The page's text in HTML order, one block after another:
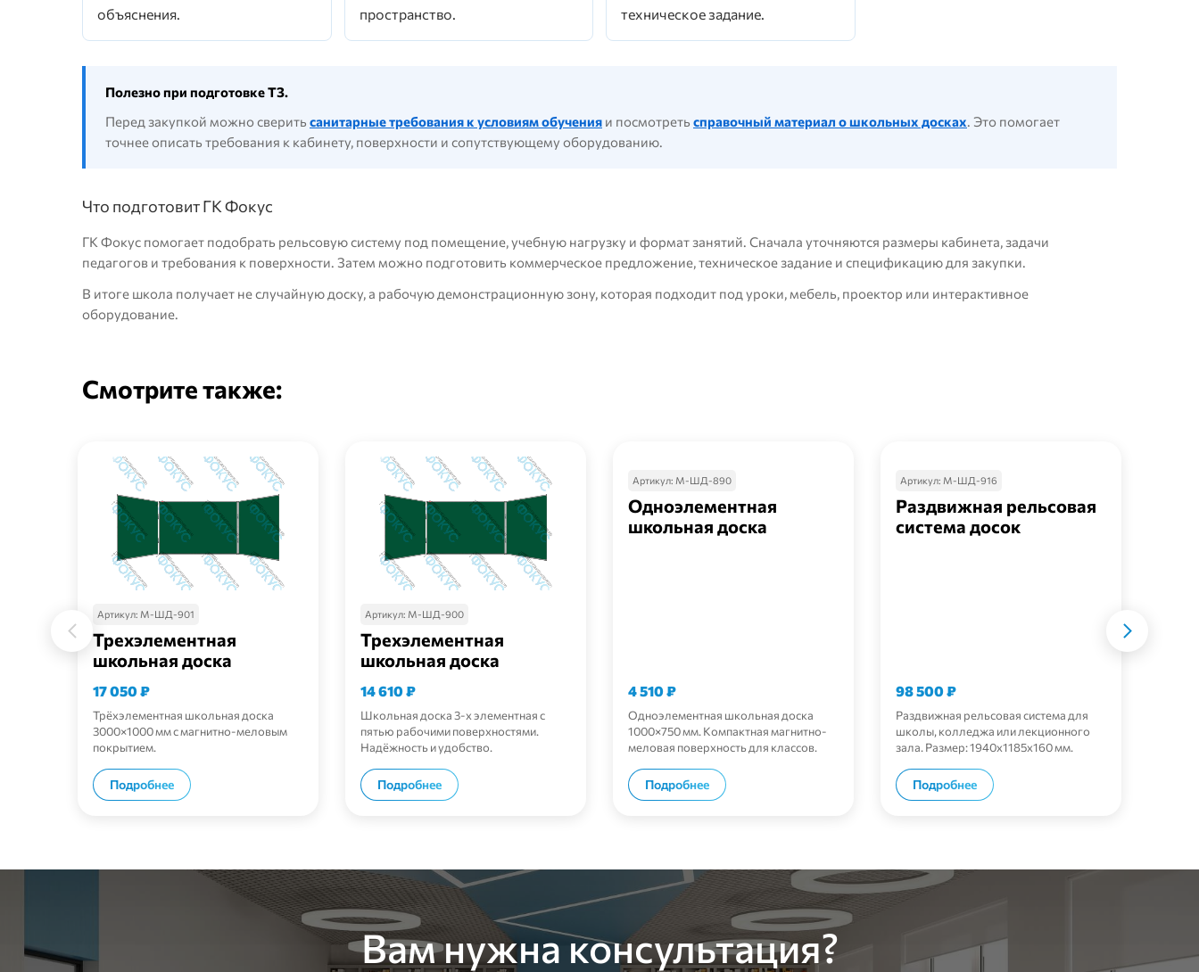
объяснения.
пространство.
техническое задание.
Полезно при подготовке ТЗ.
Перед закупкой можно сверить санитарные требования к условиям обучения и посмотреть справочный материал о школьных досках. Это помогает
точнее описать требования к кабинету, поверхности и сопутствующему оборудованию.
Что подготовит ГК Фокус
ГК Фокус помогает подобрать рельсовую систему под помещение, учебную нагрузку и формат занятий. Сначала уточняются размеры кабинета, задачи
педагогов и требования к поверхности. Затем можно подготовить коммерческое предложение, техническое задание и спецификацию для закупки.
В итоге школа получает не случайную доску, а рабочую демонстрационную зону, которая подходит под уроки, мебель, проектор или интерактивное
оборудование.
Смотрите также:
Артикул: М-ШД-901
Трехэлементная
школьная доска
17 050₽
Трёхэлементная школьная доска
3000×1000 мм с магнитно-меловым
покрытием.
Подробнее
Артикул: М-ШД-900
Трехэлементная
школьная доска
14 610₽
Школьная доска 3-х элементная с
пятью рабочими поверхностями.
Надёжность и удобство.
Подробнее
Артикул: М-ШД-890
Одноэлементная
школьная доска
4 510₽
Одноэлементная школьная доска
1000×750 мм. Компактная магнитно-
меловая поверхность для классов.
Подробнее
Артикул: М-ШД-916
Раздвижная рельсовая
система досок
98 500₽
Раздвижная рельсовая система для
школы, колледжа или лекционного
зала. Размер: 1940х1185х160 мм.
для оформления рабочей зоны у
доски и комплексного оснащения
Подробнее
Вам нужна консультация?